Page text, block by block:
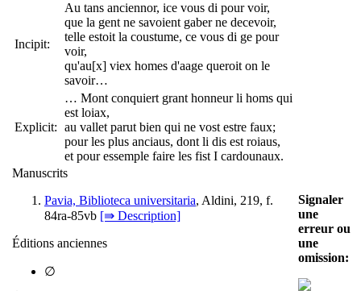
Incipit:
Au tans anciennor, ice vous di pour voir,
que la gent ne savoient gaber ne decevoir,
telle estoit la coustume, ce vous di ge pour
voir,
qu'au[x] viex homes d'aage queroit on le
savoir…
Explicit:
… Mont conquiert grant honneur li homs qui
est loiax,
au vallet parut bien qui ne vost estre faux;
pour les plus anciaus, dont li dis est roiaus,
et pour essemple faire les fist I cardounaux.
Manuscrits
Pavia, Biblioteca universitaria, Aldini, 219, f.
84ra-85vb [⇛ Description]
Éditions anciennes
∅
Signaler
une
erreur ou
une
omission: